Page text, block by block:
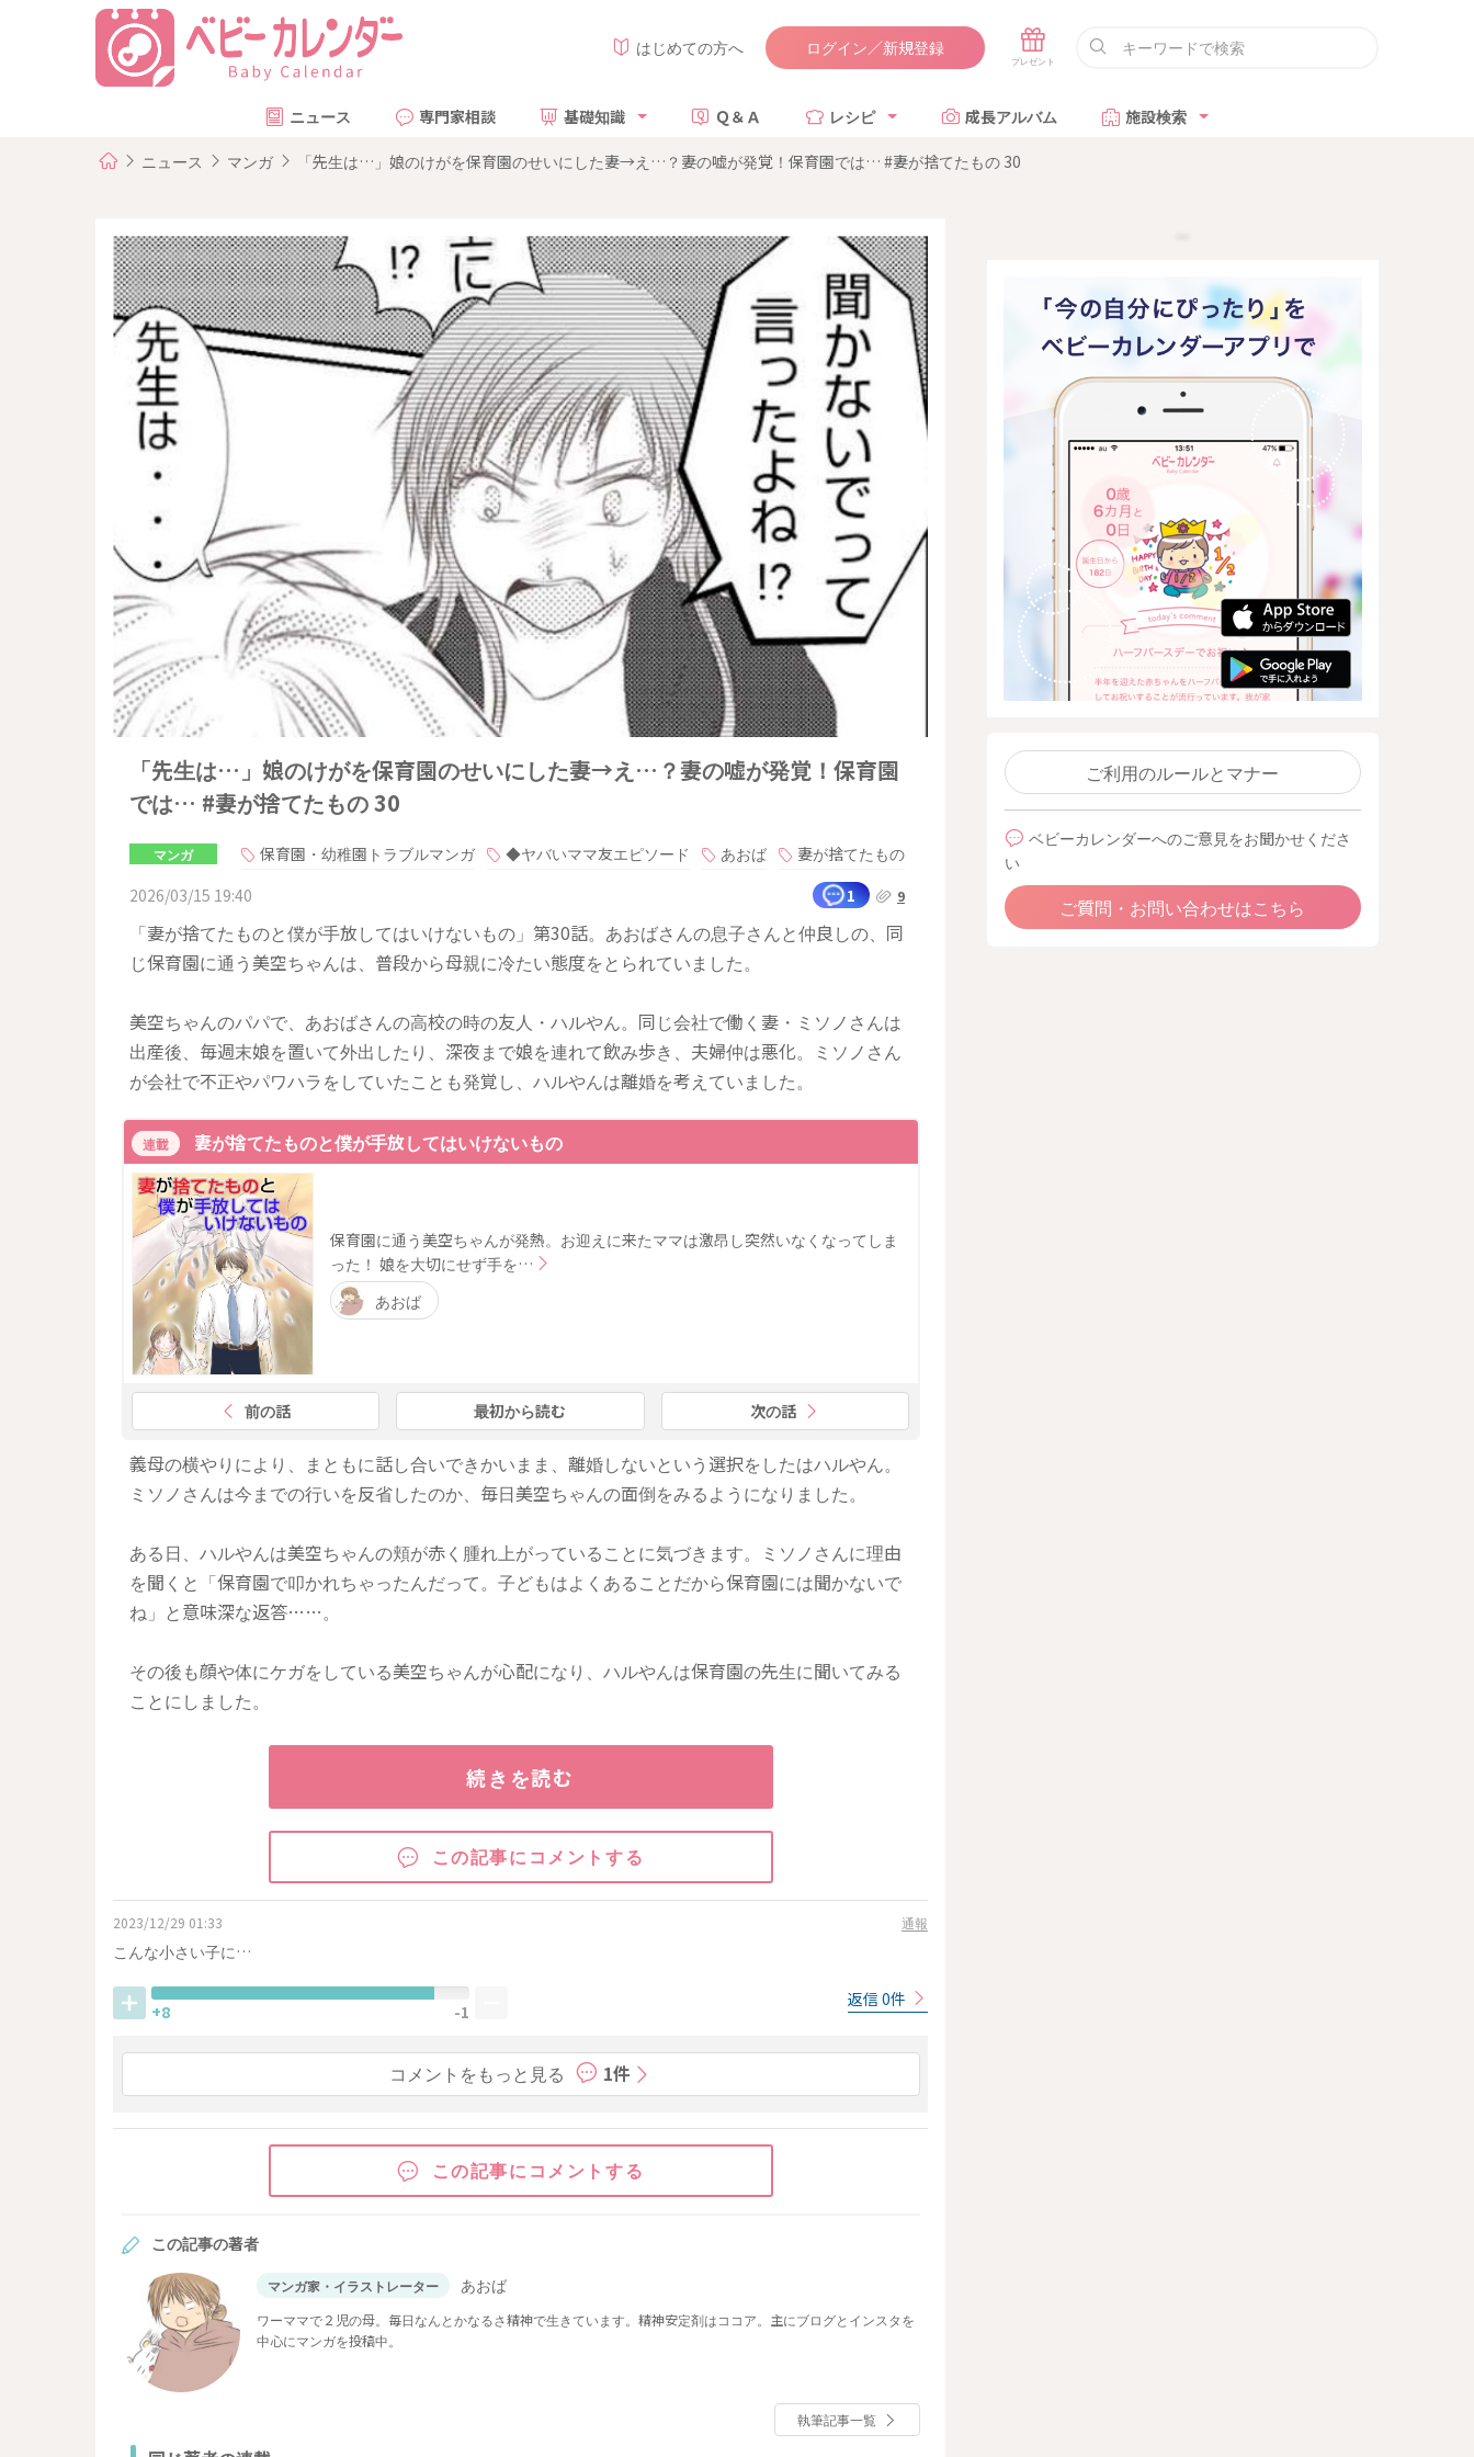
はじめての方へ ログイン／新規登録
ニュース 専門家相談 基礎知識 Ｑ＆Ａ レシピ 成長アルバム 施設検索
ニュース マンガ 「先生は…」娘のけがを保育園のせいにした妻→え…？妻の嘘が発覚！保育園では… #妻が捨てたもの 30
「先生は…」娘のけがを保育園のせいにした妻→え…？妻の嘘が発覚！保育園
では… #妻が捨てたもの 30
マンガ 保育園・幼稚園トラブルマンガ ◆ヤバいママ友エピソード あおば
妻が捨てたもの
2026/03/15 19:40
1 9
「妻が捨てたものと僕が手放してはいけないもの」第30話。あおばさんの息子さんと仲良しの、同
じ保育園に通う美空ちゃんは、普段から母親に冷たい態度をとられていました。
美空ちゃんのパパで、あおばさんの高校の時の友人・ハルやん。同じ会社で働く妻・ミソノさんは
出産後、毎週末娘を置いて外出したり、深夜まで娘を連れて飲み歩き、夫婦仲は悪化。ミソノさん
が会社で不正やパワハラをしていたことも発覚し、ハルやんは離婚を考えていました。
連載 妻が捨てたものと僕が手放してはいけないもの
保育園に通う美空ちゃんが発熱。お迎えに来たママは激昂し突然いなくなってしま
った！ 娘を大切にせず手を…
あおば
前の話 最初から読む 次の話
義母の横やりにより、まともに話し合いできかいまま、離婚しないという選択をしたはハルやん。
ミソノさんは今までの行いを反省したのか、毎日美空ちゃんの面倒をみるようになりました。
ある日、ハルやんは美空ちゃんの頬が赤く腫れ上がっていることに気づきます。ミソノさんに理由
を聞くと「保育園で叩かれちゃったんだって。子どもはよくあることだから保育園には聞かないで
ね」と意味深な返答……。
その後も顔や体にケガをしている美空ちゃんが心配になり、ハルやんは保育園の先生に聞いてみる
ことにしました。
続きを読む
この記事にコメントする
2023/12/29 01:33 通報
こんな小さい子に…
+8 -1
返信 0件
コメントをもっと見る 1件
この記事にコメントする
この記事の著者
マンガ家・イラストレーター あおば
ワーママで２児の母。毎日なんとかなるさ精神で生きています。精神安定剤はココア。主にブログとインスタを
中心にマンガを投稿中。
執筆記事一覧
ご利用のルールとマナー
ベビーカレンダーへのご意見をお聞かせくださ
い
ご質問・お問い合わせはこちら